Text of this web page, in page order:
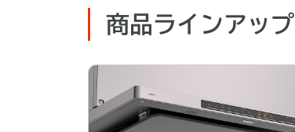
商品ラインアップ